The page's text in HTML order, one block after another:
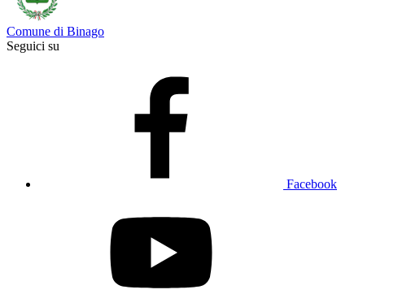
Comune di Binago
Seguici su
Facebook